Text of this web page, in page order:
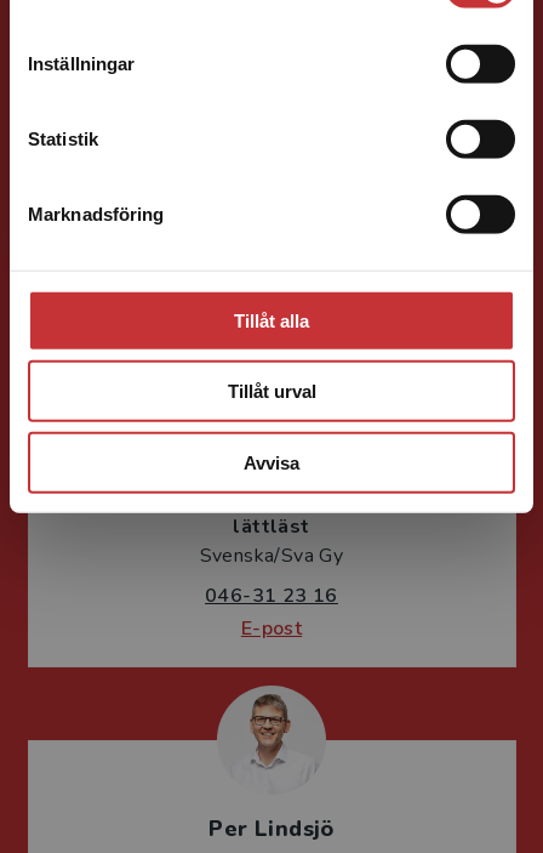
Inställningar
Statistik
Marknadsföring
Tillåt alla
Tillåt urval
Avvisa
Liza Greczanik
Läromedelsutvecklare Läromedel och
lättläst
Svenska/Sva Gy
046-31 23 16
E-post
Per Lindsjö